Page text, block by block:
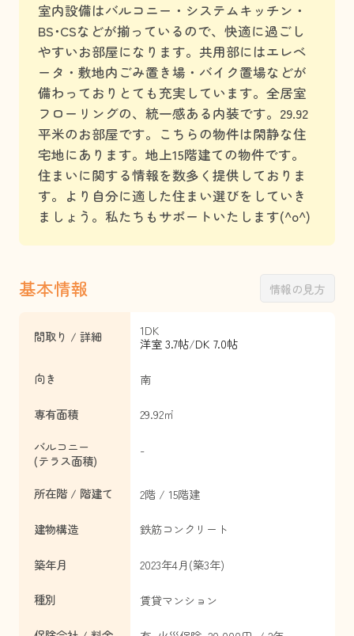
室内設備はバルコニー・システムキッチン・
BS･CSなどが揃っているので、快適に過ごし
やすいお部屋になります。共用部にはエレベ
ータ・敷地内ごみ置き場・バイク置場などが
備わっておりとても充実しています。全居室
フローリングの、統一感ある内装です。29.92
平米のお部屋です。こちらの物件は閑静な住
宅地にあります。地上15階建ての物件です。
住まいに関する情報を数多く提供しておりま
す。より自分に適した住まい選びをしていき
ましょう。私たちもサポートいたします(^o^)
基本情報 情報の見方
間取り / 詳細
1DK
洋室 3.7帖/DK 7.0帖
向き 南
専有面積
29.92㎡
バルコニー
(テラス面積)
-
所在階 / 階建て 2階 / 15階建
建物構造 鉄筋コンクリート
築年月 2023年4月(築3年)
種別 賃貸マンション